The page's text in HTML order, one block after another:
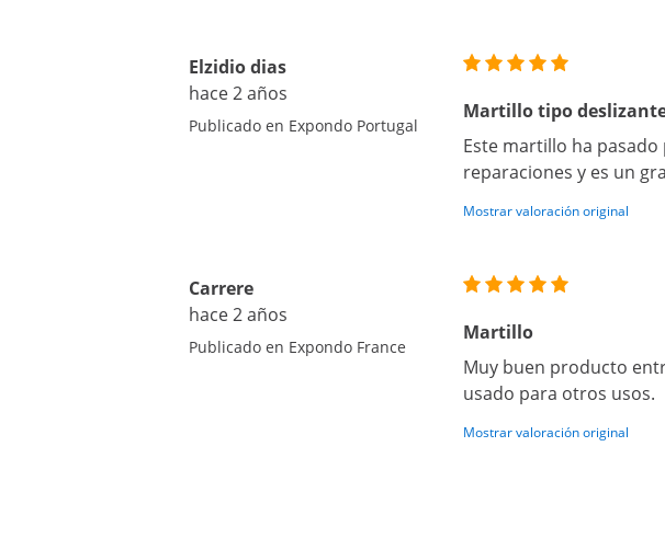
Elzidio dias
hace 2 años
Publicado en Expondo Portugal
Martillo tipo
Este martillo ha
reparaciones y es un
Mostrar valoración original
Carrere
hace 2 años
Publicado en Expondo France
Martillo
Muy buen producto
usado para otros usos.
Mostrar valoración original